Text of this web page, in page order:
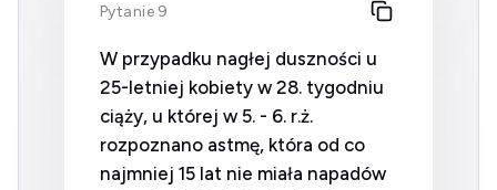
Pytanie 9
W przypadku nagłej duszności u
25-letniej kobiety w 28. tygodniu
ciąży, u której w 5. - 6. r.ż.
rozpoznano astmę, która od co
najmniej 15 lat nie miała napadów